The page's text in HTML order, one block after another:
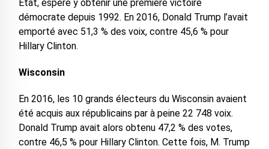
État, espère y obtenir une première victoire
démocrate depuis 1992. En 2016, Donald Trump l’avait
emporté avec 51,3 % des voix, contre 45,6 % pour
Hillary Clinton.
Wisconsin
En 2016, les 10 grands électeurs du Wisconsin avaient
été acquis aux républicains par à peine 22 748 voix.
Donald Trump avait alors obtenu 47,2 % des votes,
contre 46,5 % pour Hillary Clinton. Cette fois, M. Trump